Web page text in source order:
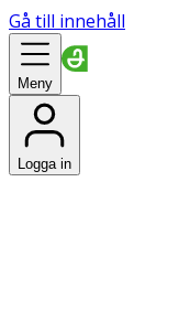
Gå till innehåll
Meny
Logga in